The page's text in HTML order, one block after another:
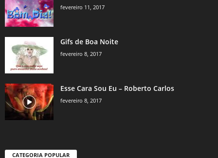
fevereiro 11, 2017
Gifs de Boa Noite
fevereiro 8, 2017
Esse Cara Sou Eu – Roberto Carlos
fevereiro 8, 2017
CATEGORIA POPULAR